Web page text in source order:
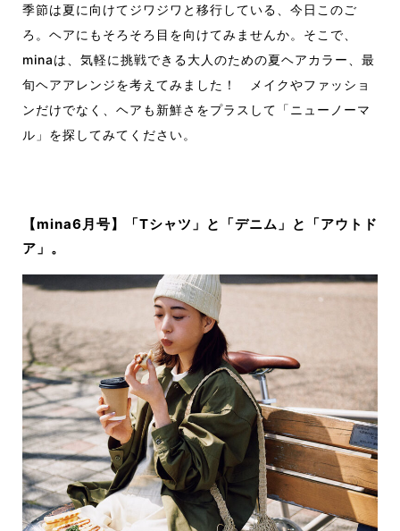
季節は夏に向けてジワジワと移行している、今日このご
ろ。ヘアにもそろそろ目を向けてみませんか。そこで、
minaは、気軽に挑戦できる大人のための夏ヘアカラー、最
旬ヘアアレンジを考えてみました！ メイクやファッショ
ンだけでなく、ヘアも新鮮さをプラスして「ニューノーマ
ル」を探してみてください。
【mina6月号】「Tシャツ」と「デニム」と「アウトド
ア」。